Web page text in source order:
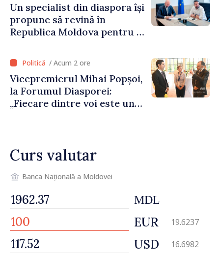
Un specialist din diaspora își
propune să revină în
Republica Moldova pentru a
registrului naval național
/ Acum 2 ore
Vicepremierul Mihai Popșoi,
la Forumul Diasporei:
„Fiecare dintre voi este un
Curs valutar
Banca Națională a Moldovei
MDL
EUR 19.6237
USD 16.6982